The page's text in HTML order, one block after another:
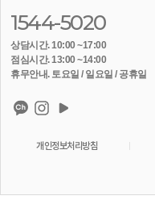
1544-5020
상담시간. 10:00 ~17:00
점심시간. 13:00 ~14:00
휴무안내. 토요일 / 일요일 / 공휴일
개인정보처리방침